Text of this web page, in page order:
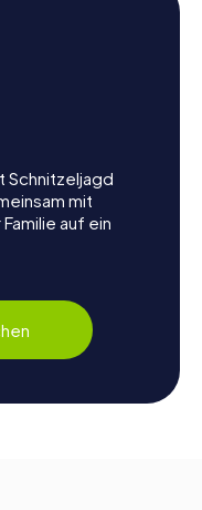
Schnitzeljagd
mit
auf ein